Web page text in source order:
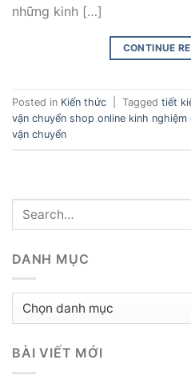
những kinh […]
CONTINUE
Posted in Kiến thức Tagged tiết
vận chuyển shop online kinh
vận chuyển
DANH MỤC
Danh
BÀI VIẾT MỚI